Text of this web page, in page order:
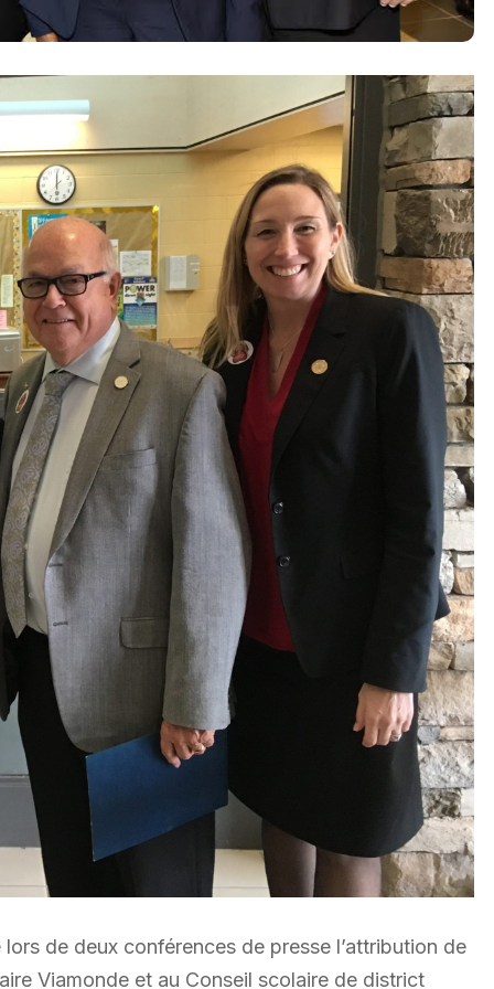
de deux conférences de presse l’attribution de
Viamonde et au Conseil scolaire de district